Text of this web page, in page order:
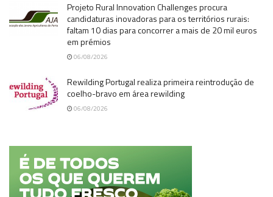
Projeto Rural Innovation Challenges procura
candidaturas inovadoras para os territórios rurais:
faltam 10 dias para concorrer a mais de 20 mil euros
em prémios
06/08/2026
Rewilding Portugal realiza primeira reintrodução de
coelho-bravo em área rewilding
06/08/2026